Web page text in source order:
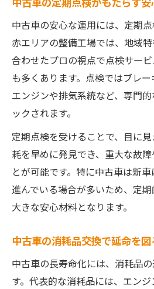
中古車の安心な運用には、定期
赤エリアの整備工場では、地域
合わせたプロの視点で点検サー
も多くあります。点検ではブレー
エンジンや排気系統など、専門
ックされます。
定期点検を受けることで、目に
耗を早めに発見でき、重大な故
とが可能です。特に中古車は新
進んでいる場合が多いため、定
大きな安心材料となります。
中古車の消耗品交換で延命を図
中古車の長寿命化には、消耗品
す。代表的な消耗品には、エン